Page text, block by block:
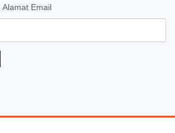
Email